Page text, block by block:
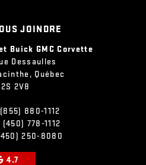
JOINDRE
Buick GMC Corvette
Dessaulles
, Québec
2V8
(855) 880-1112
(450) 778-1112
250-8080
4.7